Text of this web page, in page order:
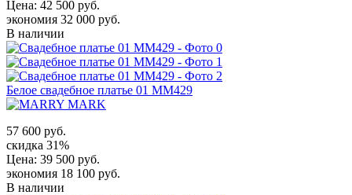
Цена: 42 500 руб.
экономия 32 000 руб.
В наличии
Белое свадебное платье 01 MM429
57 600 руб.
скидка 31%
Цена: 39 500 руб.
экономия 18 100 руб.
В наличии